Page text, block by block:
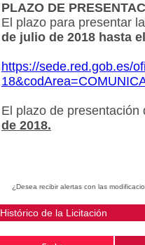
PLAZO DE
El plazo para presentar
de julio de 2018 hasta
https://sede.red.gob.es/
El plazo de
de 2018.
¿Desea recibir alertas con las
Histórico de la Licitación